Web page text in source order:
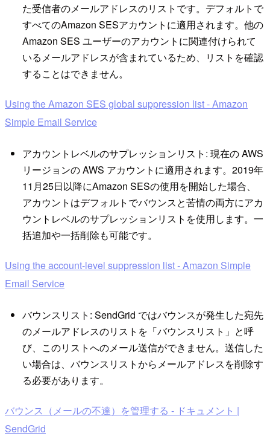
た受信者のメールアドレスのリストです。デフォルトで
すべてのAmazon SESアカウントに適用されます。他の
Amazon SES ユーザーのアカウントに関連付けられて
いるメールアドレスが含まれているため、リストを確認
することはできません。
Using the Amazon SES global suppression list - Amazon
Simple Email Service
アカウントレベルのサプレッションリスト: 現在の AWS
リージョンの AWS アカウントに適用されます。2019年
11月25日以降にAmazon SESの使用を開始した場合、
アカウントはデフォルトでバウンスと苦情の両方にアカ
ウントレベルのサプレッションリストを使用します。一
括追加や一括削除も可能です。
Using the account-level suppression list - Amazon Simple
Email Service
バウンスリスト: SendGrid ではバウンスが発生した宛先
のメールアドレスのリストを「バウンスリスト」と呼
び、このリストへのメール送信ができません。送信した
い場合は、バウンスリストからメールアドレスを削除す
る必要があります。
バウンス（メールの不達）を管理する - ドキュメント |
SendGrid